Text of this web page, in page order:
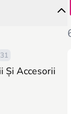
31
Și Accesorii